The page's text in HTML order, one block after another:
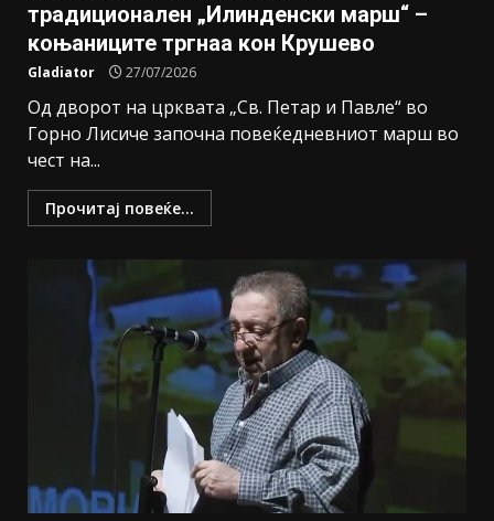
традиционален „Илинденски марш“ –
коњаниците тргнаа кон Крушево
Gladiator 27/07/2026
Од дворот на црквата „Св. Петар и Павле“ во
Горно Лисиче започна повеќедневниот марш во
чест на...
Прочитај повеќе...